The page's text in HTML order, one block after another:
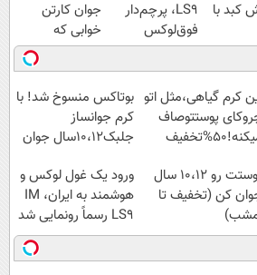
کبد با
تا
LS9، پرچم‌دار
فوق‌لوکس
EREV وارد بازار
ایران شد
جوان کارتن
خوابی که
میلیاردر شد.
آموزش رایگان
کرم گیاهی،مثل اتو
پوستتوصاف
بوتاکس منسوخ شد! با
کرم جوانساز
جلبک10،12سال جوان
پوستت رو 10،12 سال
کن (تخفیف تا
ورود یک غول لوکس و
هوشمند به ایران، IM
LS9 رسماً رونمایی شد